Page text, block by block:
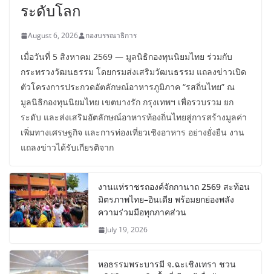
ระดับโลก
August 6, 2026 กองบรรณาธิการ
เมื่อวันที่ 5 สิงหาคม 2569 — มูลนิธิกองทุนนิยมไทย ร่วมกับ
กระทรวงวัฒนธรรม โดยกรมส่งเสริมวัฒนธรรม แถลงข่าวเปิด
ตัวโครงการประกวดอัตลักษณ์อาหารภูมิภาค “รสถิ่นไทย” ณ
มูลนิธิกองทุนนิยมไทย เขตบางรัก กรุงเทพฯ เพื่อรวบรวม ยก
ระดับ และส่งเสริมอัตลักษณ์อาหารท้องถิ่นไทยสู่การสร้างมูลค่า
เพิ่มทางเศรษฐกิจ และการท่องเที่ยวเชิงอาหาร อย่างยั่งยืน งาน
แถลงข่าวได้รับเกียรติจาก
งานแห่ราชรถองค์จักกานาถ 2569 สะท้อน
มิตรภาพไทย–อินเดีย พร้อมยกย่องพลัง
ความร่วมมือทุกภาคส่วน
July 19, 2026
หอธรรมพระบารมี จ.ฉะเชิงเทรา ชวน